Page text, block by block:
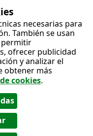
necesarias para
También se usan
permitir
ofrecer publicidad
y analizar el
obtener más
cookies.